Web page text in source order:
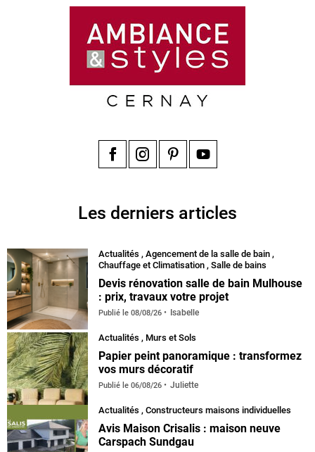
Les derniers articles
Actualités , Agencement de la salle de bain ,
Chauffage et Climatisation , Salle de bains
Devis rénovation salle de bain Mulhouse
: prix, travaux votre projet
Publié le 08/08/26 Isabelle
Actualités , Murs et Sols
Papier peint panoramique : transformez
vos murs décoratif
Publié le 06/08/26 Juliette
Actualités , Constructeurs maisons individuelles
Avis Maison Crisalis : maison neuve
Carspach Sundgau